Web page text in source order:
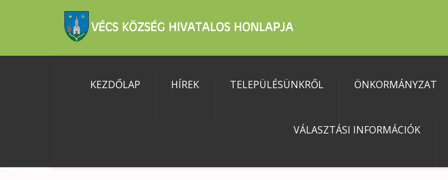
KEZDŐLAP HÍREK TELEPÜLÉSÜNKRŐL ÖNKORMÁNYZAT
VÁLASZTÁSI INFORMÁCIÓK